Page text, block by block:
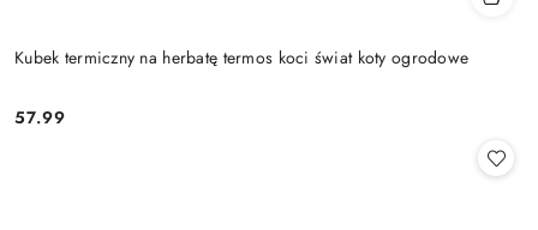
Kubek termiczny na herbatę termos koci świat koty ogrodowe
Cena:
57.99